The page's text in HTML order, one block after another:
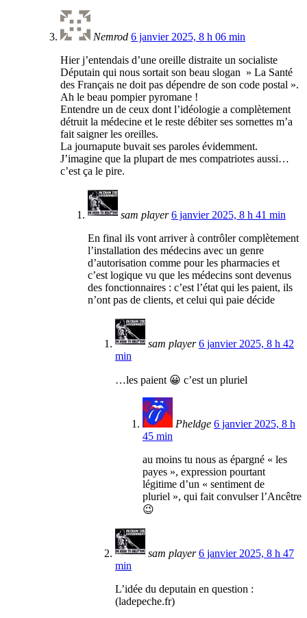
Nemrod 6 janvier 2025, 8 h 06 min
Hier j’entendais d’une oreille distraite un socialiste
Députain qui nous sortait son beau slogan » La Santé
des Français ne doit pas dépendre de son code postal ».
Ah le beau pompier pyromane !
Entendre un de ceux dont l’idéologie a complètement
détruit la médecine et le reste débiter ses sornettes m’a
fait saigner les oreilles.
La journapute buvait ses paroles évidemment.
J’imagine que la plupart de mes compatriotes aussi…
c’est ça le pire.
sam player 6 janvier 2025, 8 h 41 min
En final ils vont arriver à contrôler complètement
l’installation des médecins avec un genre
d’autorisation comme pour les pharmacies et
c’est logique vu que les médecins sont devenus
des fonctionnaires : c’est l’état qui les paient, ils
n’ont pas de clients, et celui qui paie décide
sam player 6 janvier 2025, 8 h 42
min
…les paient 😀 c’est un pluriel
Pheldge 6 janvier 2025, 8 h
45 min
au moins tu nous as épargné « les
payes », expression pourtant
légitime d’un « sentiment de
pluriel », qui fait convulser l’Ancêtre
😉
sam player 6 janvier 2025, 8 h 47
min
L’idée du deputain en question :
(ladepeche.fr)